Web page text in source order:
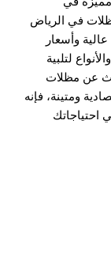
في الرياض
وأسعار
لتلبية
عن مظلات
ومتينة، فإنه
احتياجاتك